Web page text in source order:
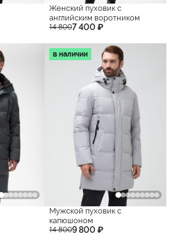
Женский пуховик с
английским воротником
14 8007 400 ₽
в наличии
Мужской пуховик с
капюшоном
14 8009 800 ₽